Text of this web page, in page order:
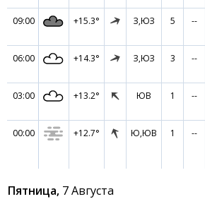
09:00 +15.3° З,ЮЗ 5 --
06:00 +14.3° З,ЮЗ 3 --
03:00 +13.2° ЮВ 1 --
00:00 +12.7° Ю,ЮВ 1 --
Пятница, 7 Августа